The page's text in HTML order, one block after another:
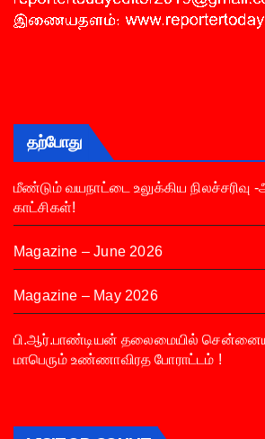
தற்போது
மீண்டும் வயநாட்டை உலுக்கிய நிலச்சரிவு -
காட்சிகள்!
Magazine – June 2026
Magazine – May 2026
பி.ஆர்.பாண்டியன் தலைமையில்
மாபெரும் உண்ணாவிரத போராட்டம் !